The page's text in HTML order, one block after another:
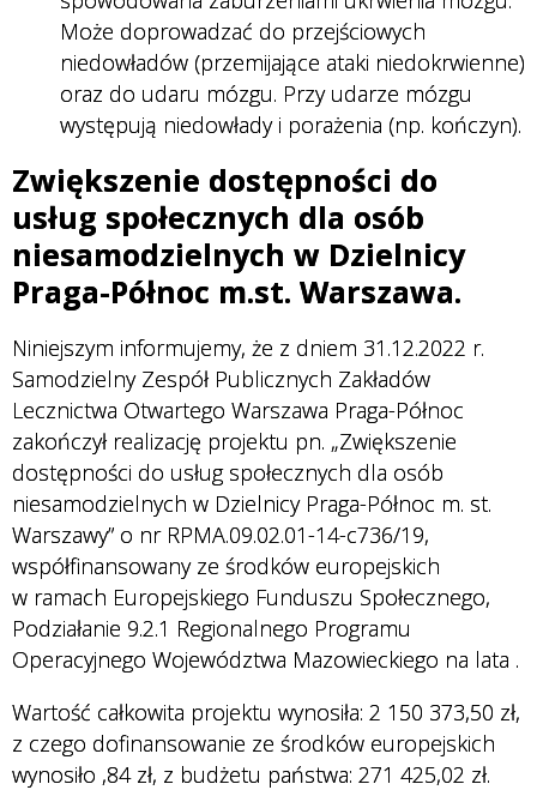
Może doprowadzać do przejściowych
niedowładów (przemijające ataki niedokrwienne)
oraz do udaru mózgu. Przy udarze mózgu
występują niedowłady i porażenia (np. kończyn).
Zwiększenie dostępności do
usług społecznych dla osób
niesamodzielnych w Dzielnicy
Praga-Północ m.st. Warszawa.
Niniejszym informujemy, że z dniem 31.12.2022 r.
Samodzielny Zespół Publicznych Zakładów
Lecznictwa Otwartego Warszawa Praga-Północ
zakończył realizację projektu pn. „Zwiększenie
dostępności do usług społecznych dla osób
niesamodzielnych w Dzielnicy Praga-Północ m. st.
Warszawy” o nr RPMA.09.02.01-14-c736/19,
współfinansowany ze środków europejskich
w ramach Europejskiego Funduszu Społecznego,
Podziałanie 9.2.1 Regionalnego Programu
Operacyjnego Województwa Mazowieckiego na lata .
Wartość całkowita projektu wynosiła: 2 150 373,50 zł,
z czego dofinansowanie ze środków europejskich
wynosiło ,84 zł, z budżetu państwa: 271 425,02 zł.